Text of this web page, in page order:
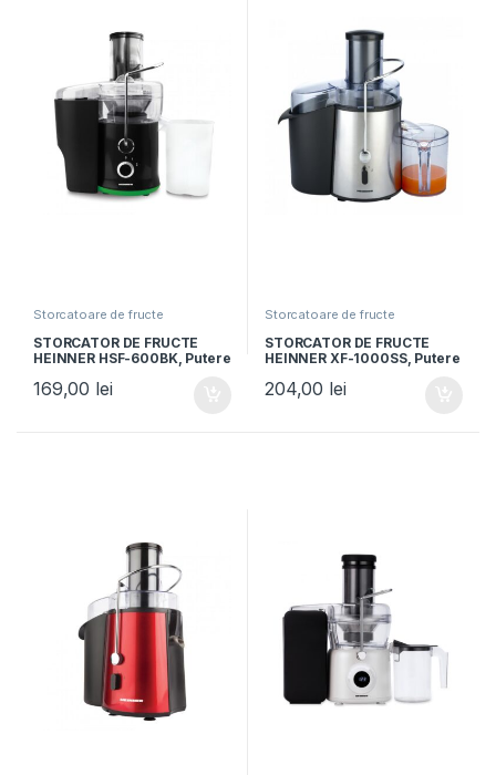
Storcatoare de fructe
STORCATOR DE FRUCTE
HEINNER HSF-600BK, Putere
Recipient pulpa 1.5L, Negru
169,00 lei
Storcatoare de fructe
STORCATOR DE FRUCTE
HEINNER XF-1000SS, Putere
Recipient pulpa 2L, Aspect
204,00 lei